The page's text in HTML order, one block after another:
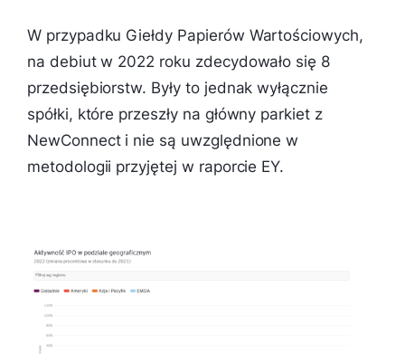
W przypadku Giełdy Papierów Wartościowych,
na debiut w 2022 roku zdecydowało się 8
przedsiębiorstw. Były to jednak wyłącznie
spółki, które przeszły na główny parkiet z
NewConnect i nie są uwzględnione w
metodologii przyjętej w raporcie EY.